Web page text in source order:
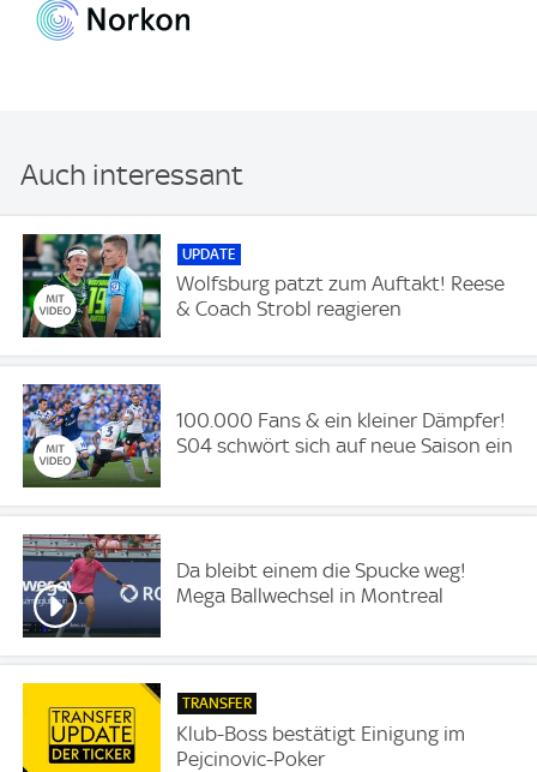
Auch interessant
UPDATE
Wolfsburg patzt zum Auftakt! Reese
& Coach Strobl reagieren
100.000 Fans & ein kleiner Dämpfer!
S04 schwört sich auf neue Saison ein
Da bleibt einem die Spucke weg!
Mega Ballwechsel in Montreal
TRANSFER
Klub-Boss bestätigt Einigung im
Pejcinovic-Poker